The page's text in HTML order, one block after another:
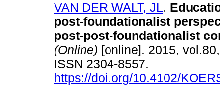
VAN DER WALT, JL.
post-foundationalist
post-post-foundationalist
(Online) [online]. 2015,
ISSN 2304-8557.
https://doi.org/10.4102/